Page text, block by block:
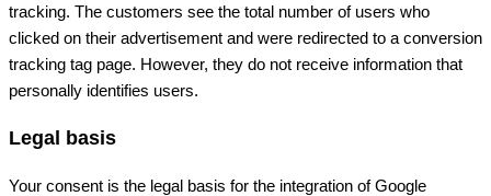
tracking. The customers see the total number of users who
clicked on their advertisement and were redirected to a conversion
tracking tag page. However, they do not receive information that
personally identifies users.
Legal basis
Your consent is the legal basis for the integration of Google